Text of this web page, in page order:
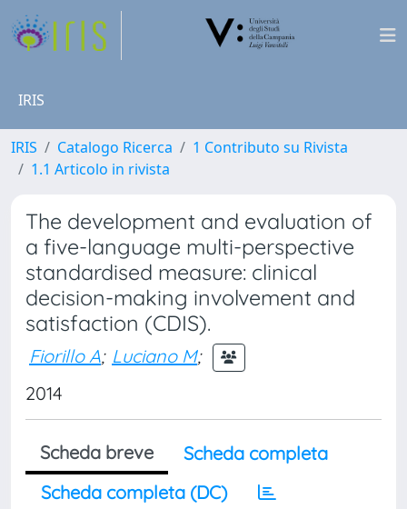
IRIS
IRIS Catalogo Ricerca
1 Contributo su Rivista
1.1 Articolo in rivista
The development and evaluation of
a five-language multi-perspective
standardised measure: clinical
decision-making involvement and
satisfaction (CDIS).
Fiorillo A; Luciano M;
2014
Scheda breve
Scheda completa
Scheda completa (DC)